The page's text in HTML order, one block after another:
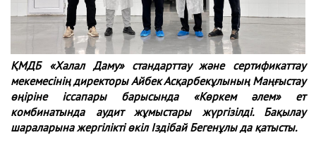
ҚМДБ «Халал Даму» стандарттау және сертификаттау
мекемесінің директоры Айбек Асқарбекұлының Маңғыстау
өңіріне іссапары барысында «Көркем әлем» ет
комбинатында аудит жұмыстары жүргізілді. Бақылау
шараларына жергілікті өкіл Іздібай Бегенұлы да қатысты.